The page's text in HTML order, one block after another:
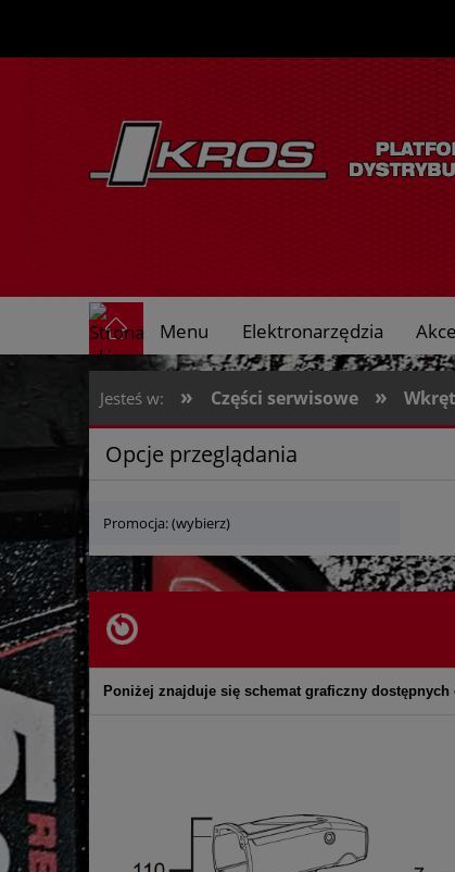
Menu Elektronarzędzia
O nas
Jesteś w: » Części serwisowe »
Opcje przeglądania
Promocja: (wybierz)
Poniżej znajduje się schemat graficzny